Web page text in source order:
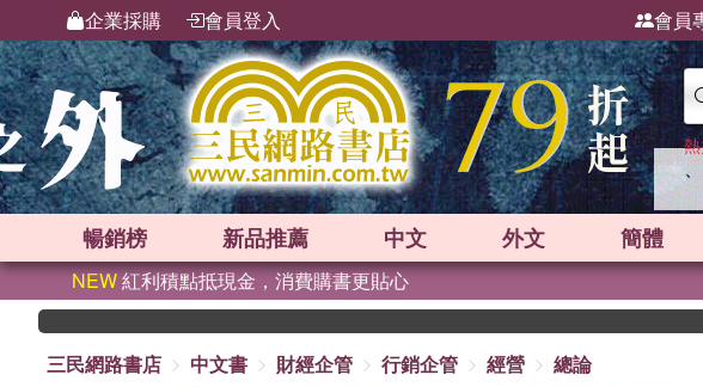
企業採購 會員登入 會員
、
暢銷榜 新品推薦 中文 外文 簡體
NEW紅利積點抵現金，消費購書更貼心
三民網路書店
中文書 財經企管 行銷企管 經營 總論